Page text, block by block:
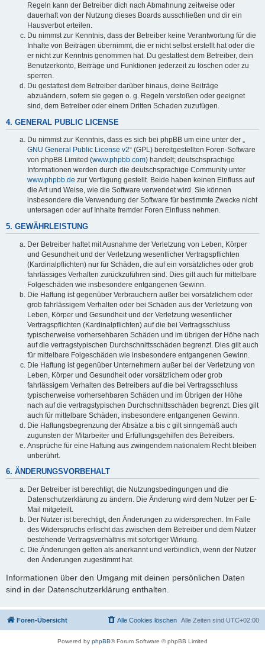
Regeln kann der Betreiber dich nach Abmahnung zeitweise oder
dauerhaft von der Nutzung dieses Boards ausschließen und dir ein
Hausverbot erteilen.
Du nimmst zur Kenntnis, dass der Betreiber keine Verantwortung für die
Inhalte von Beiträgen übernimmt, die er nicht selbst erstellt hat oder die
er nicht zur Kenntnis genommen hat. Du gestattest dem Betreiber, dein
Benutzerkonto, Beiträge und Funktionen jederzeit zu löschen oder zu
sperren.
Du gestattest dem Betreiber darüber hinaus, deine Beiträge
abzuändern, sofern sie gegen o. g. Regeln verstoßen oder geeignet
sind, dem Betreiber oder einem Dritten Schaden zuzufügen.
4. GENERAL PUBLIC LICENSE
Du nimmst zur Kenntnis, dass es sich bei phpBB um eine unter der „
GNU General Public License v2“ (GPL) bereitgestellten Foren-Software
von phpBB Limited (www.phpbb.com) handelt; deutschsprachige
Informationen werden durch die deutschsprachige Community unter
www.phpbb.de zur Verfügung gestellt. Beide haben keinen Einfluss auf
die Art und Weise, wie die Software verwendet wird. Sie können
insbesondere die Verwendung der Software für bestimmte Zwecke nicht
untersagen oder auf Inhalte fremder Foren Einfluss nehmen.
5. GEWÄHRLEISTUNG
Der Betreiber haftet mit Ausnahme der Verletzung von Leben, Körper
und Gesundheit und der Verletzung wesentlicher Vertragspflichten
(Kardinalpflichten) nur für Schäden, die auf ein vorsätzliches oder grob
fahrlässiges Verhalten zurückzuführen sind. Dies gilt auch für mittelbare
Folgeschäden wie insbesondere entgangenen Gewinn.
Die Haftung ist gegenüber Verbrauchern außer bei vorsätzlichem oder
grob fahrlässigem Verhalten oder bei Schäden aus der Verletzung von
Leben, Körper und Gesundheit und der Verletzung wesentlicher
Vertragspflichten (Kardinalpflichten) auf die bei Vertragsschluss
typischerweise vorhersehbaren Schäden und im übrigen der Höhe nach
auf die vertragstypischen Durchschnittsschäden begrenzt. Dies gilt auch
für mittelbare Folgeschäden wie insbesondere entgangenen Gewinn.
Die Haftung ist gegenüber Unternehmern außer bei der Verletzung von
Leben, Körper und Gesundheit oder vorsätzlichem oder grob
fahrlässigem Verhalten des Betreibers auf die bei Vertragsschluss
typischerweise vorhersehbaren Schäden und im Übrigen der Höhe
nach auf die vertragstypischen Durchschnittsschäden begrenzt. Dies gilt
auch für mittelbare Schäden, insbesondere entgangenen Gewinn.
Die Haftungsbegrenzung der Absätze a bis c gilt sinngemäß auch
zugunsten der Mitarbeiter und Erfüllungsgehilfen des Betreibers.
Ansprüche für eine Haftung aus zwingendem nationalem Recht bleiben
unberührt.
6. ÄNDERUNGSVORBEHALT
Der Betreiber ist berechtigt, die Nutzungsbedingungen und die
Datenschutzerklärung zu ändern. Die Änderung wird dem Nutzer per E-
Mail mitgeteilt.
Der Nutzer ist berechtigt, den Änderungen zu widersprechen. Im Falle
des Widerspruchs erlischt das zwischen dem Betreiber und dem Nutzer
bestehende Vertragsverhältnis mit sofortiger Wirkung.
Die Änderungen gelten als anerkannt und verbindlich, wenn der Nutzer
den Änderungen zugestimmt hat.
Informationen über den Umgang mit deinen persönlichen Daten
sind in der Datenschutzerklärung enthalten.
Foren-Übersicht Alle Zeiten sind UTC+02:00
Alle Cookies löschen
Powered by phpBB® Forum Software © phpBB Limited